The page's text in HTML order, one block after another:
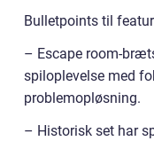
Bulletpoints til
– Escape room-
spiloplevelse med
problemopløsning.
– Historisk set har